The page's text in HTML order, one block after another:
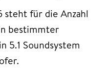
steht für die Anzahl
bestimmter
5.1 Soundsystem